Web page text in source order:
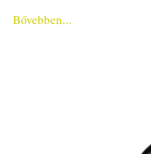
Bővebben...